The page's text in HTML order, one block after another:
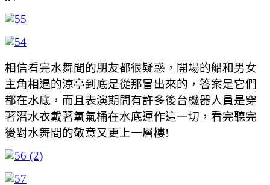
相信看完水舞間的朋友都很疑惑，開場的船和男女
主角相遇的涼亭到底是從那冒出來的，答案是它們
都在水底，而且表演期間有許多後台機器人員是穿
著潛水衣戴著氧氣桶在水底運作這一切，看完聽完
後對水舞間的敬意又更上一層樓!